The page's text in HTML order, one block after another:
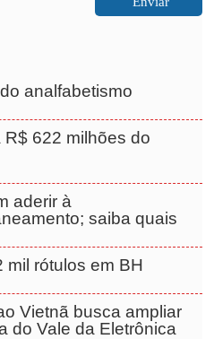
analfabetismo
622 milhões do
aderir à
saiba quais
rótulos em BH
Vietnã busca ampliar
do Vale da Eletrônica